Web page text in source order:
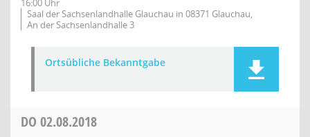
16:00 Uhr
Saal der Sachsenlandhalle Glauchau in 08371 Glauchau,
An der Sachsenlandhalle 3
Ortsübliche Bekanntgabe
DO 02.08.2018